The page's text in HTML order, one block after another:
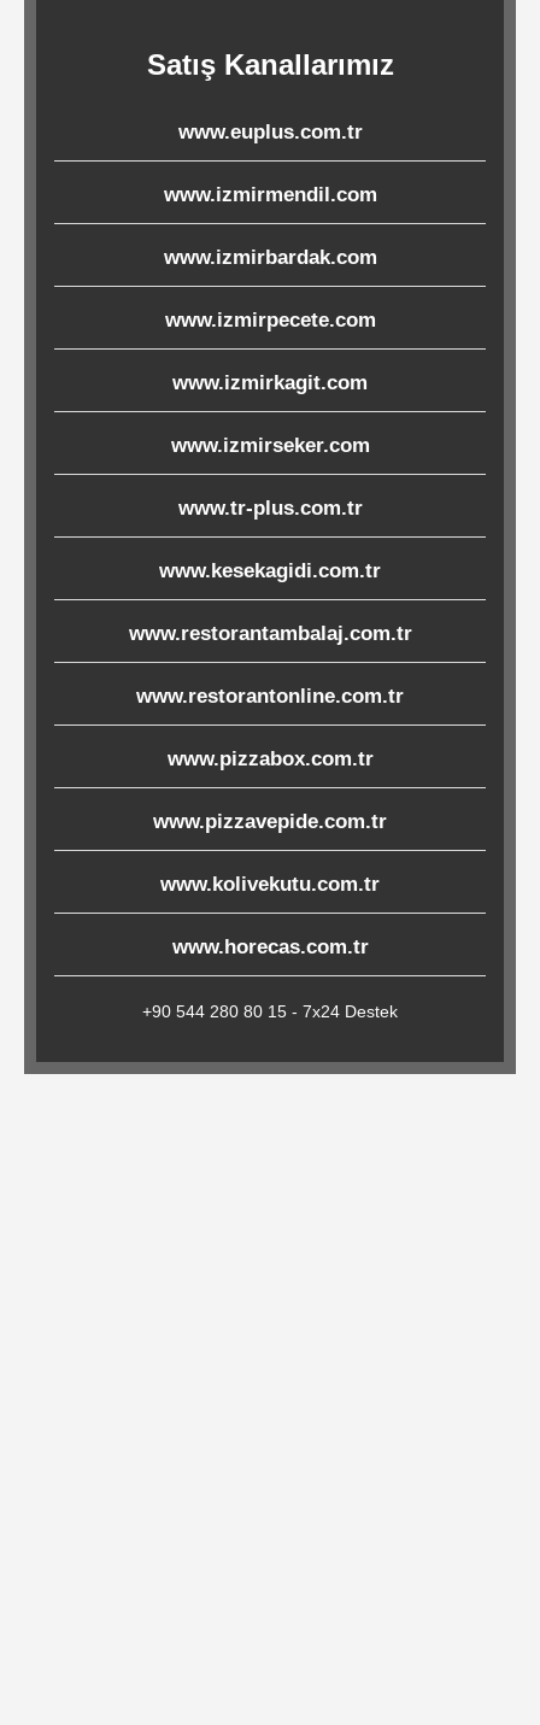
Ürünleri
Melamin
Porselen-
Seramik
Cam
Buklet
Ürünler
Poşetler
Torbaları
Tepsi
Altlıkları
Amerikan
Servisler
&
Kağıt
Satış Kanallarımız
www.euplus.com.tr
www.izmirmendil.com
www.izmirbardak.com
www.izmirpecete.com
www.izmirkagit.com
www.izmirseker.com
www.tr-plus.com.tr
www.kesekagidi.com.tr
www.restorantambalaj.com.tr
www.restorantonline.com.tr
www.pizzabox.com.tr
www.pizzavepide.com.tr
www.kolivekutu.com.tr
www.horecas.com.tr
+90 544 280 80 15 - 7x24 Destek